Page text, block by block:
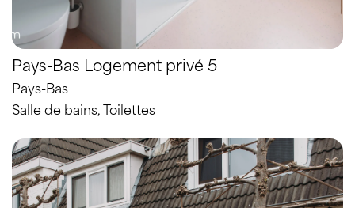
Pays-Bas Logement privé 5
Pays-Bas
Salle de bains, Toilettes